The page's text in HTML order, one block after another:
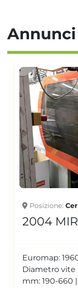
Posizione
2004
Euromap:
Diametro vite
mm: 190-660